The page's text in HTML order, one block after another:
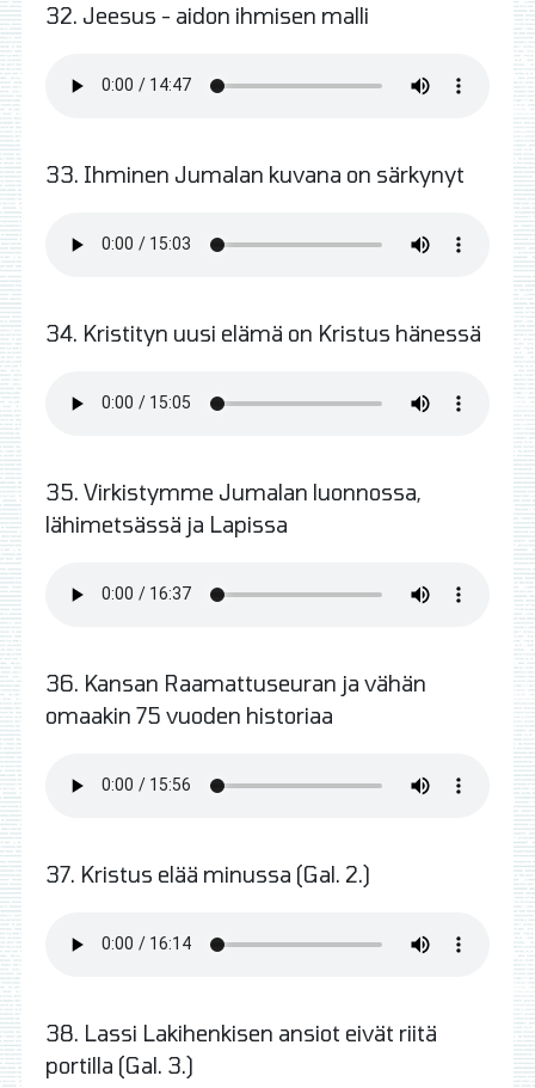
32. Jeesus - aidon ihmisen malli
33. Ihminen Jumalan kuvana on särkynyt
34. Kristityn uusi elämä on Kristus hänessä
35. Virkistymme Jumalan luonnossa,
lähimetsässä ja Lapissa
36. Kansan Raamattuseuran ja vähän
omaakin 75 vuoden historiaa
37. Kristus elää minussa (Gal. 2.)
38. Lassi Lakihenkisen ansiot eivät riitä
portilla (Gal. 3.)